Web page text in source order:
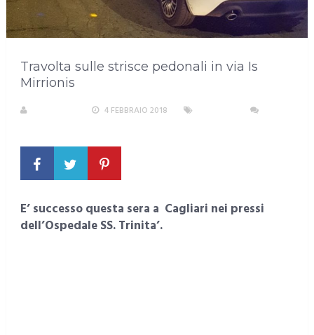
Travolta sulle strisce pedonali in via Is
Mirrionis
4 FEBBRAIO 2018
E’ successo questa sera a Cagliari nei pressi
dell’Ospedale SS. Trinita’.